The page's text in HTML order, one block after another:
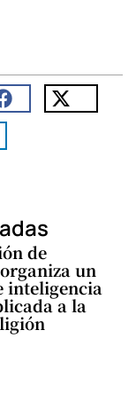
de
un
inteligencia
a la